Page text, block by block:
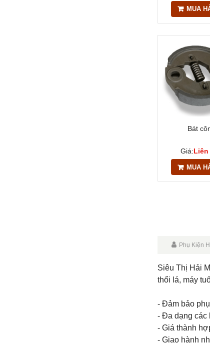
MUA
Bát
Giá:Liên
MUA
Phụ Kiện
Siêu Thị Hải
thổi lá, máy
- Đảm bảo
- Đa dạng các
- Giá thành
- Giao hành